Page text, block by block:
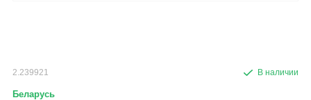
2.239921
Беларусь